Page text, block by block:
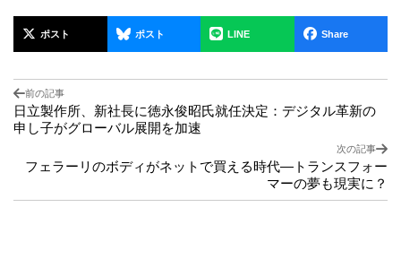
ポスト ポスト LINE Share
前の記事
日立製作所、新社長に徳永俊昭氏就任決定：デジタル革新の
申し子がグローバル展開を加速
次の記事
フェラーリのボディがネットで買える時代—トランスフォー
マーの夢も現実に？